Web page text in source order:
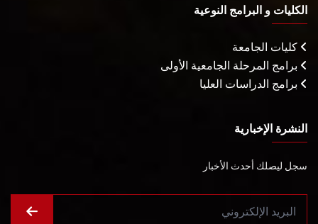
الكليات و البرامج النوعية
كليات الجامعة
برامج المرحلة الجامعية الأولى
برامج الدراسات العليا
النشرة الإخبارية
سجل ليصلك أحدث الأخبار